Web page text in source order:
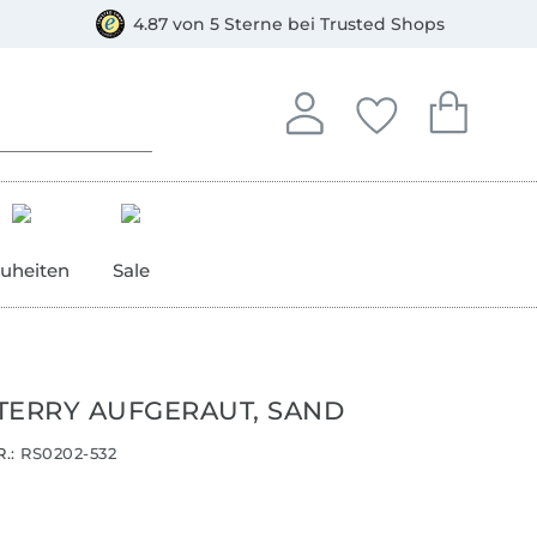
4.87 von 5 Sterne bei Trusted Shops
Anmelden
In deinem Konto
Deine
Du hast keine
Dein
Du hast
Sale
AUFGERAUT, SAND
RS0202-532